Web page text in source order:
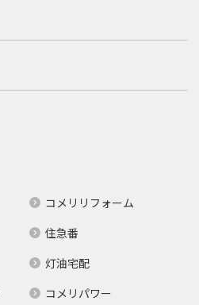
コメリリフォーム
住急番
灯油宅配
コメリパワー